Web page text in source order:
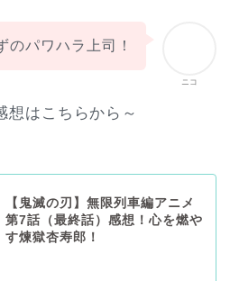
ニコ
のパワハラ上司！
想はこちらから～
【鬼滅の刃】無限列車編アニメ
第7話（最終話）感想！心を燃や
す煉獄杏寿郎！